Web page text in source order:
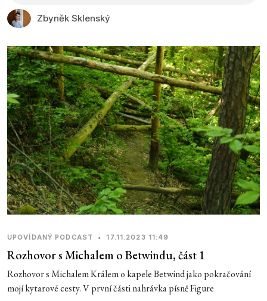
Zbyněk Sklenský
UPOVÍDANÝ PODCAST • 17.11.2023 11:49
Rozhovor s Michalem o Betwindu, část 1
Rozhovor s Michalem Králem o kapele Betwind jako pokračování
mojí kytarové cesty. V první části nahrávka písně Figure